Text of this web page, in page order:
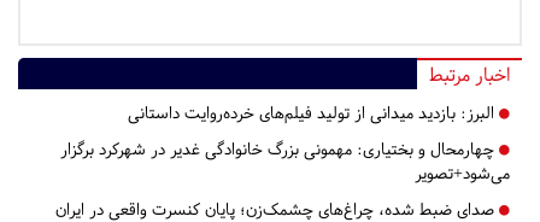
اخبار مرتبط
البرز: بازدید میدانی از تولید فیلم‌های خرده‌روایت داستانی
چهارمحال و بختیاری: مهمونی بزرگ خانوادگی غدیر در شهرکرد برگزار
می‌شود+تصویر
صدای ضبط شده، چراغ‌های چشمک‌زن؛ پایان کنسرت واقعی در ایران